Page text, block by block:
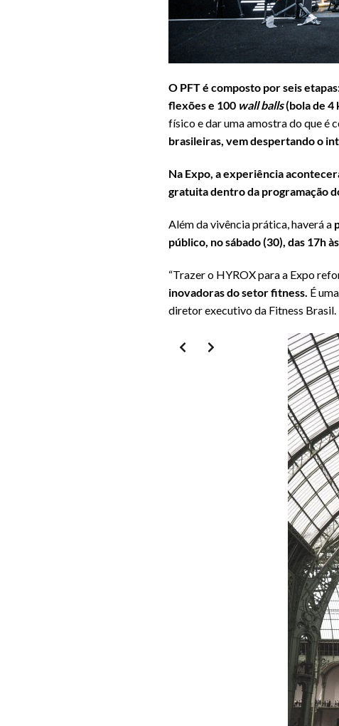
O PFT é composto por seis
flexões e 100 wall balls(bola de 4
físico e dar uma amostra do que é
brasileiras, vem despertando o
Na Expo, a experiência
gratuita dentro da programação
Além da vivência prática, haverá a
público, no sábado (30), das 17h
“Trazer o HYROX para a Expo
inovadoras do setor fitness. É
diretor executivo da Fitness Brasil.